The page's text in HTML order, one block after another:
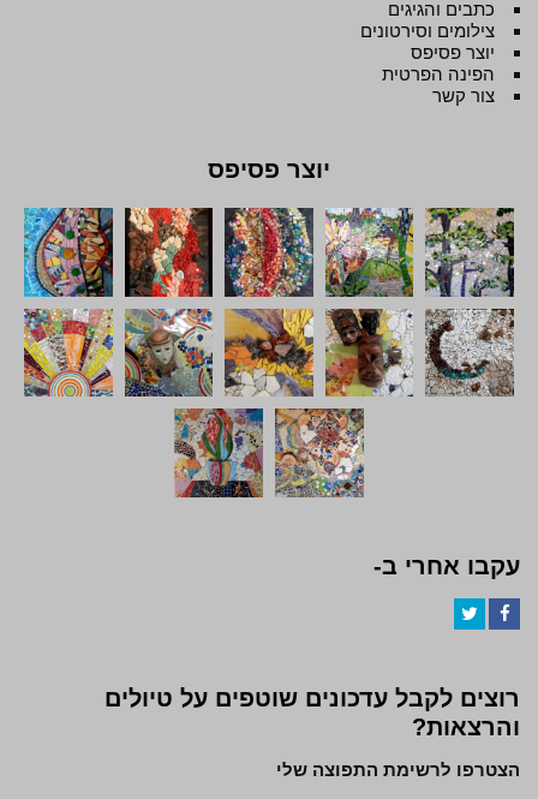
כתבים והגיגים
צילומים וסירטונים
יוצר פסיפס
הפינה הפרטית
צור קשר
יוצר פסיפס
עקבו אחרי ב-
רוצים לקבל עדכונים שוטפים על טיולים
והרצאות?
הצטרפו לרשימת התפוצה שלי